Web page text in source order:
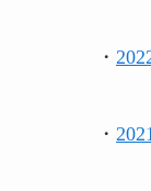
・
・